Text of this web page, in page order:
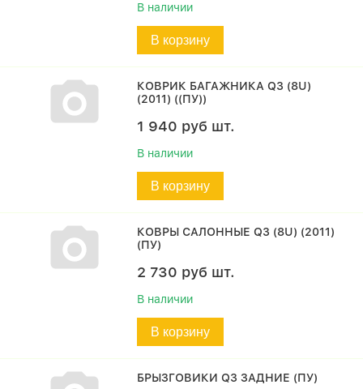
В наличии
В корзину
КОВРИК БАГАЖНИКА Q3 (8U)
(2011) ((ПУ))
1 940 руб шт.
В наличии
В корзину
КОВРЫ САЛОННЫЕ Q3 (8U) (2011)
(ПУ)
2 730 руб шт.
В наличии
В корзину
БРЫЗГОВИКИ Q3 ЗАДНИЕ (ПУ)